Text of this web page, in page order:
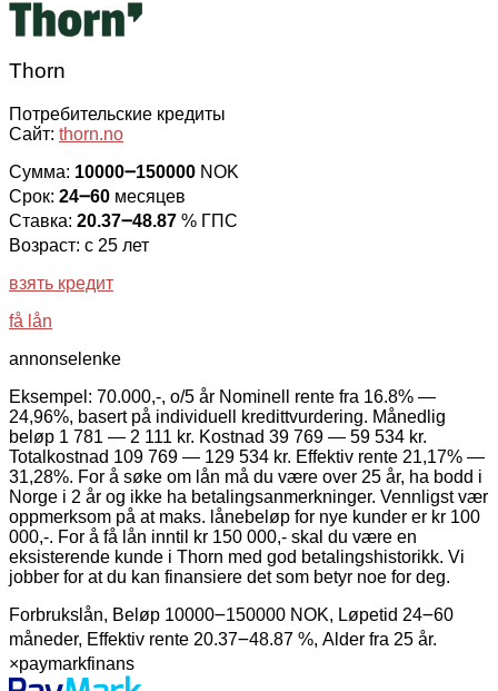
Thorn
Потребительские кредиты
Сайт: thorn.no
Сумма: 10000౼150000 NOK
Срок: 24౼60 месяцев
Ставка: 20.37౼48.87 % ГПС
Возраст: с 25 лет
взять кредит
få lån
annonselenke
Eksempel: 70.000,-, o/5 år Nominell rente fra 16.8% —
24,96%, basert på individuell kredittvurdering. Månedlig
beløp 1 781 — 2 111 kr. Kostnad 39 769 — 59 534 kr.
Totalkostnad 109 769 — 129 534 kr. Effektiv rente 21,17% —
31,28%. For å søke om lån må du være over 25 år, ha bodd i
Norge i 2 år og ikke ha betalingsanmerkninger. Vennligst vær
oppmerksom på at maks. lånebeløp for nye kunder er kr 100
000,-. For å få lån inntil kr 150 000,- skal du være en
eksisterende kunde i Thorn med god betalingshistorikk. Vi
jobber for at du kan finansiere det som betyr noe for deg.
Forbrukslån, Beløp 10000౼150000 NOK, Løpetid 24౼60
måneder, Effektiv rente 20.37౼48.87 %, Alder fra 25 år.
×paymarkfinans